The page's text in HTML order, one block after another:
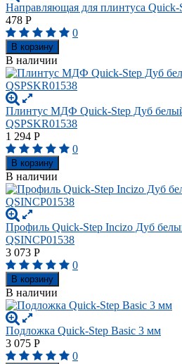
Направляющая для плинтуса
478 Р
0
В корзину
В наличии
Плинтус МДФ Quick-Step Дуб
QSPSKR01538
1 294 Р
0
В корзину
В наличии
Профиль Quick-Step Incizo Дуб
QSINCP01538
3 073 Р
0
В корзину
В наличии
Подложка Quick-Step Basic 3 мм
3 075 Р
0